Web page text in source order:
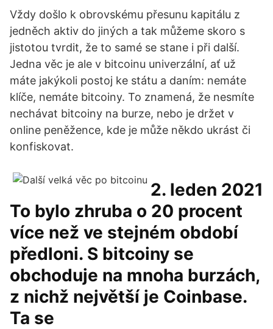
Vždy došlo k obrovskému přesunu kapitálu z
jedněch aktiv do jiných a tak můžeme skoro s
jistotou tvrdit, že to samé se stane i při další.
Jedna věc je ale v bitcoinu univerzální, ať už
máte jakýkoli postoj ke státu a daním: nemáte
klíče, nemáte bitcoiny. To znamená, že nesmíte
nechávat bitcoiny na burze, nebo je držet v
online peněžence, kde je může někdo ukrást či
konfiskovat.
2. leden 2021
To bylo zhruba o 20 procent
více než ve stejném období
předloni. S bitcoiny se
obchoduje na mnoha burzách,
z nichž největší je Coinbase.
Ta se